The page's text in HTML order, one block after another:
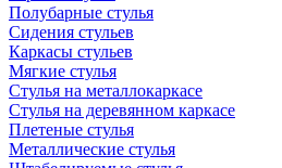
Полубарные стулья
Сидения стульев
Каркасы стульев
Мягкие стулья
Стулья на металлокаркасе
Стулья на деревянном каркасе
Плетеные стулья
Металлические стулья